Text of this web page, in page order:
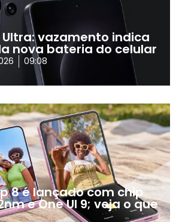
Ultra: vazamento indica
nova bateria do celular
09:08
8 é lançado com chip
e One UI 9; veja o que